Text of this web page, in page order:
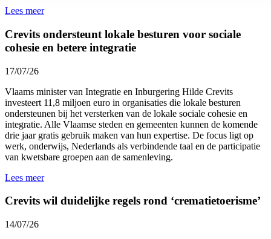
Lees meer
Crevits ondersteunt lokale besturen voor sociale
cohesie en betere integratie
17/07/26
Vlaams minister van Integratie en Inburgering Hilde Crevits
investeert 11,8 miljoen euro in organisaties die lokale besturen
ondersteunen bij het versterken van de lokale sociale cohesie en
integratie. Alle Vlaamse steden en gemeenten kunnen de komende
drie jaar gratis gebruik maken van hun expertise. De focus ligt op
werk, onderwijs, Nederlands als verbindende taal en de participatie
van kwetsbare groepen aan de samenleving.
Lees meer
Crevits wil duidelijke regels rond ‘crematietoerisme’
14/07/26